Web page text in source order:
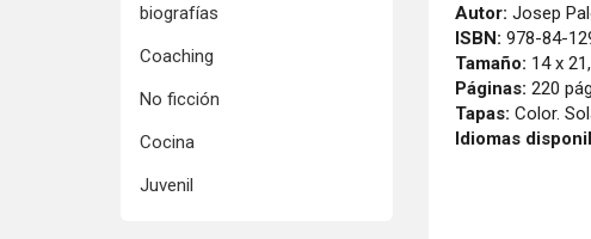
biografías
Coaching
No ficción
Cocina
Juvenil
Autor: Josep
ISBN: 978-84-
Tamaño: 14 x
Páginas: 220
Tapas: Color.
Idiomas